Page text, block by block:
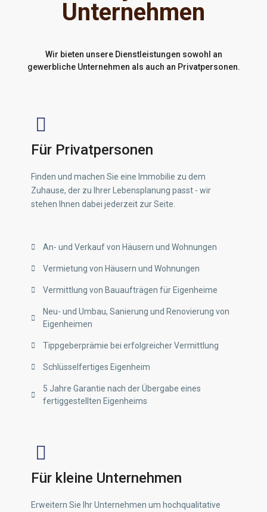
Unternehmen
Wir bieten unsere Dienstleistungen sowohl an
gewerbliche Unternehmen als auch an Privatpersonen.
Für Privatpersonen
Finden und machen Sie eine Immobilie zu dem
Zuhause, der zu Ihrer Lebensplanung passt - wir
stehen Ihnen dabei jederzeit zur Seite.
An- und Verkauf von Häusern und Wohnungen
Vermietung von Häusern und Wohnungen
Vermittlung von Bauaufträgen für Eigenheime
Neu- und Umbau, Sanierung und Renovierung von
Eigenheimen
Tippgeberprämie bei erfolgreicher Vermittlung
Schlüsselfertiges Eigenheim
5 Jahre Garantie nach der Übergabe eines
fertiggestellten Eigenheims
Für kleine Unternehmen
Erweitern Sie Ihr Unternehmen um hochqualitative